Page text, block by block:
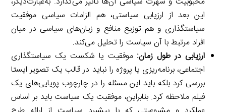
این بعد از ارزیابی سیاستی، هم الزامات سیاسی موفقیت
سیاستگذاری و هم توزیع منافع و زیان‌های سیاسی در میان
افراد مرتبط با آن سیاست را تحلیل می‌کند.
ارزیابی در طول زمان: موفقیت یا شکست یک سیاستگذاری
اجتماعی، برنامه‌ریزی یا پروژه را نباید در قالب یک تصویر ایستا
بررسی کرد بلکه باید این مسئله را در چارچوب پویایی‌های یک
فیلم ملاحظه کرد. بنابراین، موفقیت یک سیاست باید بر اساس